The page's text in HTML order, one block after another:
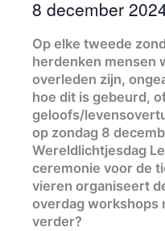
8 december
Op elke tweede
herdenken mensen
overleden zijn,
hoe dit is gebeurd,
geloofs/
op zondag 8
Wereldlichtjesdag
ceremonie voor de
vieren organiseert
overdag workshops
verder?